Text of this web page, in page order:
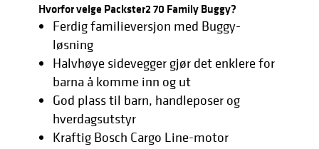
Hvorfor velge Packster2 70 Family Buggy?
Ferdig familieversjon med Buggy-
løsning
Halvhøye sidevegger gjør det enklere for
barna å komme inn og ut
God plass til barn, handleposer og
hverdagsutstyr
Kraftig Bosch Cargo Line-motor